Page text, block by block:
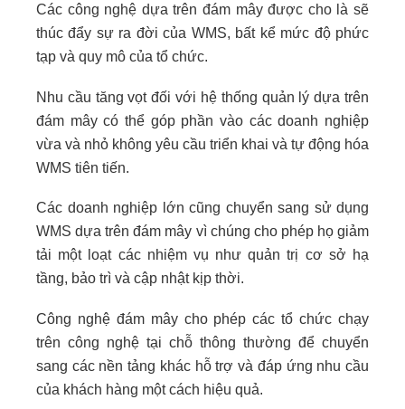
Các công nghệ dựa trên đám mây được cho là sẽ
thúc đẩy sự ra đời của WMS, bất kể mức độ phức
tạp và quy mô của tổ chức.
Nhu cầu tăng vọt đối với hệ thống quản lý dựa trên
đám mây có thể góp phần vào các doanh nghiệp
vừa và nhỏ không yêu cầu triển khai và tự động hóa
WMS tiên tiến.
Các doanh nghiệp lớn cũng chuyển sang sử dụng
WMS dựa trên đám mây vì chúng cho phép họ giảm
tải một loạt các nhiệm vụ như quản trị cơ sở hạ
tầng, bảo trì và cập nhật kịp thời.
Công nghệ đám mây cho phép các tổ chức chạy
trên công nghệ tại chỗ thông thường để chuyển
sang các nền tảng khác hỗ trợ và đáp ứng nhu cầu
của khách hàng một cách hiệu quả.